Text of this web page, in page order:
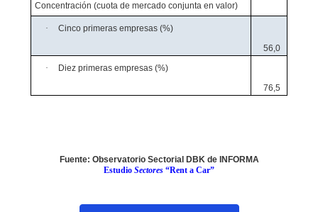
Concentración (cuota de mercado conjunta en valor)
·
Cinco primeras empresas (%)
56,0
·
Diez primeras empresas (%)
76,5
Fuente: Observatorio Sectorial DBK de INFORMA
Estudio Sectores “Rent a Car”